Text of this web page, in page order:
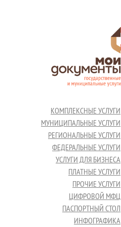
КОМПЛЕКСНЫЕ УСЛУГИ
МУНИЦИПАЛЬНЫЕ УСЛУГИ
РЕГИОНАЛЬНЫЕ УСЛУГИ
ФЕДЕРАЛЬНЫЕ УСЛУГИ
УСЛУГИ ДЛЯ БИЗНЕСА
ПЛАТНЫЕ УСЛУГИ
ПРОЧИЕ УСЛУГИ
ЦИФРОВОЙ МФЦ
ПАСПОРТНЫЙ СТОЛ
ИНФОГРАФИКА